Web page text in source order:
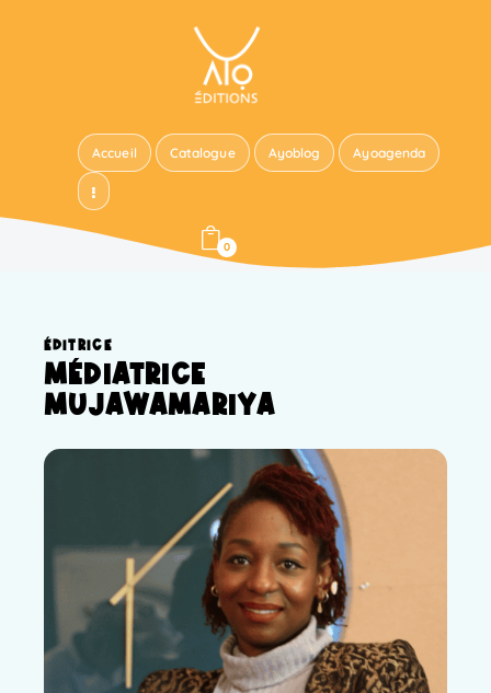
Accueil Catalogue Ayoblog Ayoagenda
0
ÉDITRICE
MÉDIATRICE
MUJAWAMARIYA